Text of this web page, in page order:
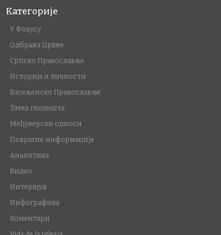
Категорије
У Фокусу
Одбрана Цркве
Српско Православље
Историја и личности
Васељенско Православље
Тачка гледишта
Међуверски односи
Повратне информације
Аналитика
Видео
Интервјуи
Инфографика
Коментари